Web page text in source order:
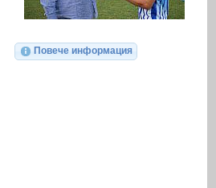
Повече информация